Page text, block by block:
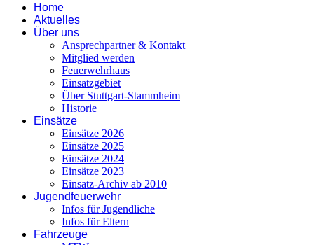
Home
Aktuelles
Über uns
Ansprechpartner & Kontakt
Mitglied werden
Feuerwehrhaus
Einsatzgebiet
Über Stuttgart-Stammheim
Historie
Einsätze
Einsätze 2026
Einsätze 2025
Einsätze 2024
Einsätze 2023
Einsatz-Archiv ab 2010
Jugendfeuerwehr
Infos für Jugendliche
Infos für Eltern
Fahrzeuge